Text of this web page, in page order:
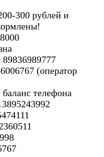
300 рублей и
(оператор
телефона